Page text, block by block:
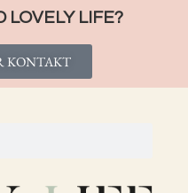
LOVELY LIFE?
KONTAKT